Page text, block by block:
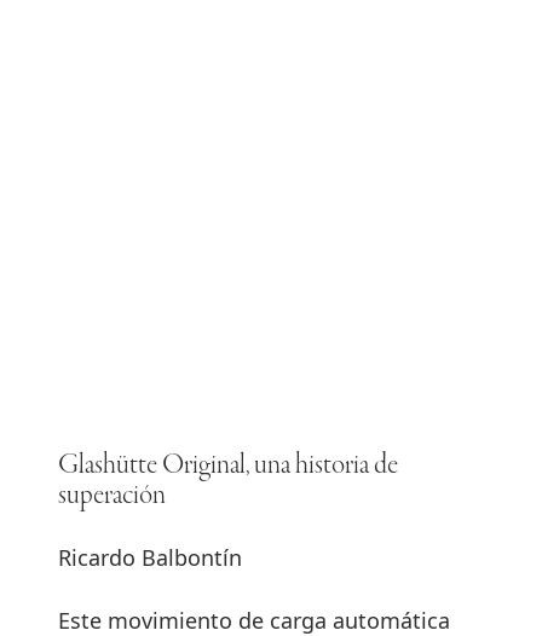
Glashütte Original, una historia de
superación
Ricardo Balbontín
Este movimiento de carga automática